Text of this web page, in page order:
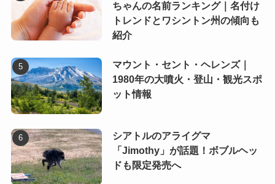
ちゃんの名前ランキング｜名付け
トレンドとワシントン州の傾向も
紹介
マウント・セント・ヘレンズ｜
1980年の大噴火・登山・観光スポ
ット情報
シアトルのアライグマ
「Jimothy」が話題！ボブルヘッ
ドも限定発売へ